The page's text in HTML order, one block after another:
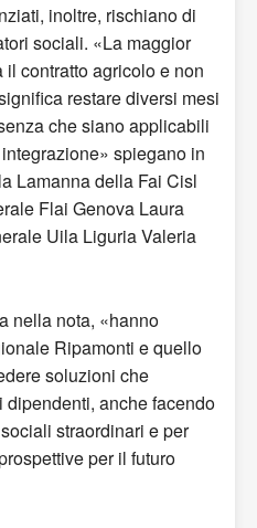
inoltre, rischiano di
sociali. «La maggior
contratto agricolo e non
restare diversi mesi
che siano applicabili
spiegano in
Lamanna della Fai Cisl
Flai Genova Laura
Uila Liguria Valeria
nella nota, «hanno
Ripamonti e quello
soluzioni che
anche facendo
straordinari e per
per il futuro